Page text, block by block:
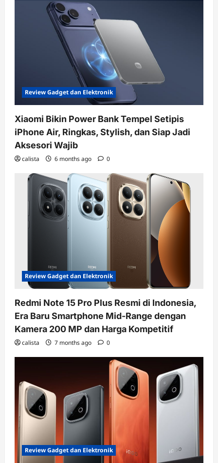
Review Gadget dan Elektronik
Xiaomi Bikin Power Bank Tempel Setipis
iPhone Air, Ringkas, Stylish, dan Siap Jadi
Aksesori Wajib
calista 6 months ago 0
Review Gadget dan Elektronik
Redmi Note 15 Pro Plus Resmi di Indonesia,
Era Baru Smartphone Mid-Range dengan
Kamera 200 MP dan Harga Kompetitif
calista 7 months ago 0
Review Gadget dan Elektronik